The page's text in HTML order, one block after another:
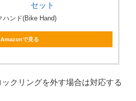
セット
ハンド(Bike Hand)
Amazonで見る
クリングを外す場合は対応する